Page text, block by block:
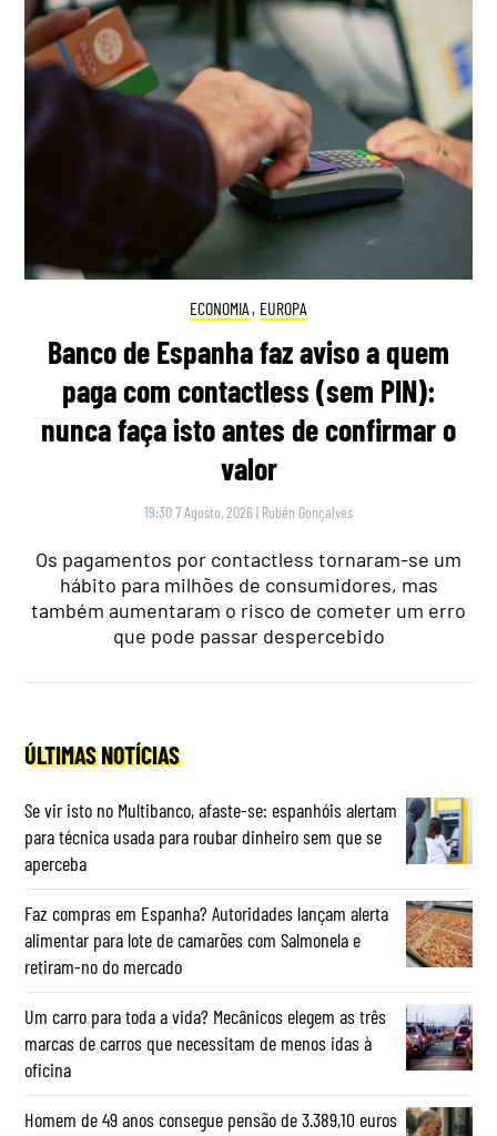
ECONOMIA , EUROPA
Banco de Espanha faz aviso a quem
paga com contactless (sem PIN):
nunca faça isto antes de confirmar o
valor
19:30 7 Agosto, 2026 | Rubén Gonçalves
Os pagamentos por contactless tornaram-se um
hábito para milhões de consumidores, mas
também aumentaram o risco de cometer um erro
que pode passar despercebido
ÚLTIMAS NOTÍCIAS
Se vir isto no Multibanco, afaste-se: espanhóis alertam
para técnica usada para roubar dinheiro sem que se
aperceba
Faz compras em Espanha? Autoridades lançam alerta
alimentar para lote de camarões com Salmonela e
retiram-no do mercado
Um carro para toda a vida? Mecânicos elegem as três
marcas de carros que necessitam de menos idas à
oficina
Homem de 49 anos consegue pensão de 3.389,10 euros